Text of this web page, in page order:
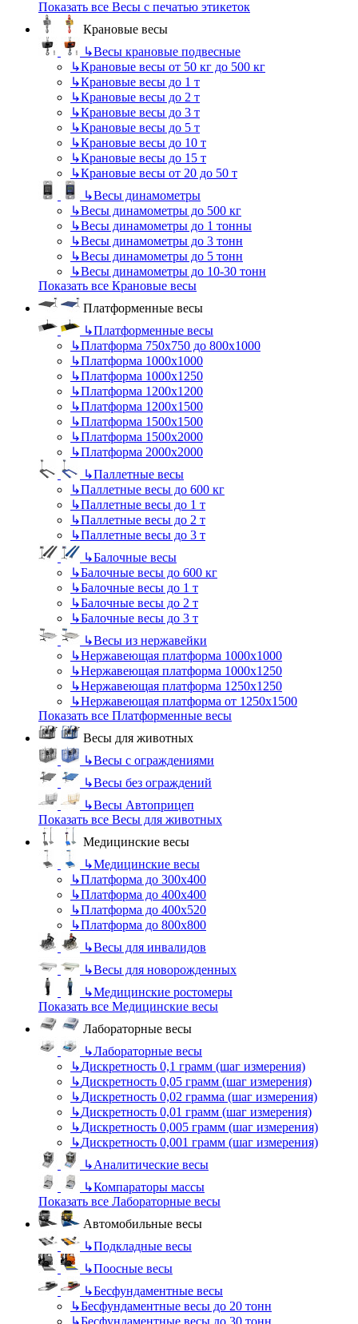
Показать все Весы с печатью этикеток
Крановые весы
↳Весы крановые подвесные
↳Крановые весы от 50 кг до 500 кг
↳Крановые весы до 1 т
↳Крановые весы до 2 т
↳Крановые весы до 3 т
↳Крановые весы до 5 т
↳Крановые весы до 10 т
↳Крановые весы до 15 т
↳Крановые весы от 20 до 50 т
↳Весы динамометры
↳Весы динамометры до 500 кг
↳Весы динамометры до 1 тонны
↳Весы динамометры до 3 тонн
↳Весы динамометры до 5 тонн
↳Весы динамометры до 10-30 тонн
Показать все Крановые весы
Платформенные весы
↳Платформенные весы
↳Платформа 750х750 до 800х1000
↳Платформа 1000х1000
↳Платформа 1000х1250
↳Платформа 1200х1200
↳Платформа 1200х1500
↳Платформа 1500х1500
↳Платформа 1500х2000
↳Платформа 2000х2000
↳Паллетные весы
↳Паллетные весы до 600 кг
↳Паллетные весы до 1 т
↳Паллетные весы до 2 т
↳Паллетные весы до 3 т
↳Балочные весы
↳Балочные весы до 600 кг
↳Балочные весы до 1 т
↳Балочные весы до 2 т
↳Балочные весы до 3 т
↳Весы из нержавейки
↳Нержавеющая платформа 1000х1000
↳Нержавеющая платформа 1000х1250
↳Нержавеющая платформа 1250х1250
↳Нержавеющая платформа от 1250х1500
Показать все Платформенные весы
Весы для животных
↳Весы с ограждениями
↳Весы без ограждений
↳Весы Автоприцеп
Показать все Весы для животных
Медицинские весы
↳Медицинские весы
↳Платформа до 300х400
↳Платформа до 400х400
↳Платформа до 400х520
↳Платформа до 800х800
↳Весы для инвалидов
↳Весы для новорожденных
↳Медицинские ростомеры
Показать все Медицинские весы
Лабораторные весы
↳Лабораторные весы
↳Дискретность 0,1 грамм (шаг измерения)
↳Дискретность 0,05 грамм (шаг измерения)
↳Дискретность 0,02 грамма (шаг измерения)
↳Дискретность 0,01 грамм (шаг измерения)
↳Дискретность 0,005 грамм (шаг измерения)
↳Дискретность 0,001 грамм (шаг измерения)
↳Аналитические весы
↳Компараторы массы
Показать все Лабораторные весы
Автомобильные весы
↳Подкладные весы
↳Поосные весы
↳Бесфундаментные весы
↳Бесфундаментные весы до 20 тонн
↳Бесфундаментные весы до 30 тонн